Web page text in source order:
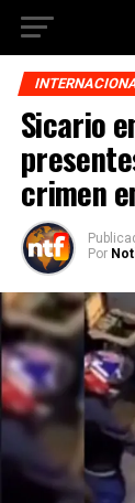
Sicario
crimen
Por